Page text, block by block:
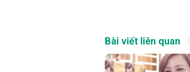
Bài viết liên quan